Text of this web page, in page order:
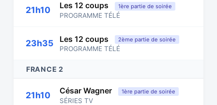
21h10 Les 12 coups 1ère partie de soirée
PROGRAMME TÉLÉ
23h35 Les 12 coups 2ème partie de soirée
PROGRAMME TÉLÉ
FRANCE 2
21h10 César Wagner 1ère partie de soirée
SÉRIES TV